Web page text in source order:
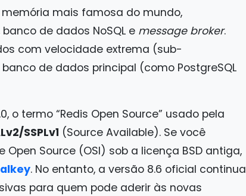
mais famosa do mundo,
de dados NoSQL e message broker.
com velocidade extrema (sub-
de dados principal (como PostgreSQL
o termo “Redis Open Source” usado pela
SSPLv1 (Source Available). Se você
Source (OSI) sob a licença BSD antiga,
. No entanto, a versão 8.6 oficial continua
para quem pode aderir às novas